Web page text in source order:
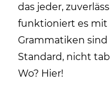
das jeder,
funktioniert es mit
Grammatiken
Standard, nicht
Wo? Hier!